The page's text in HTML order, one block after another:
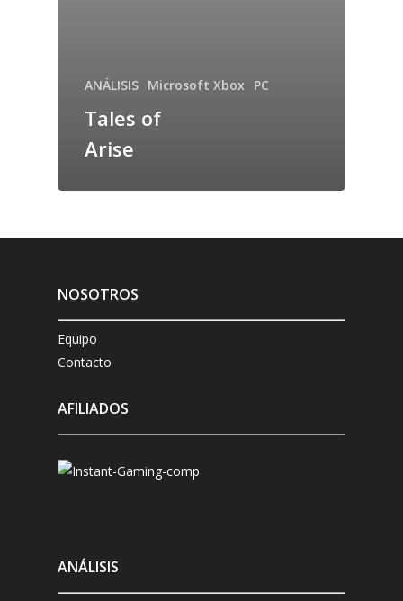
ANÁLISIS Microsoft Xbox PC
Tales of
Arise
NOSOTROS
Equipo
Contacto
AFILIADOS
ANÁLISIS